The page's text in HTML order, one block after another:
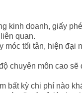
kinh doanh, giấy
quan.
móc tối tân, hiện đại
chuyên môn cao
bất kỳ chi phí nào